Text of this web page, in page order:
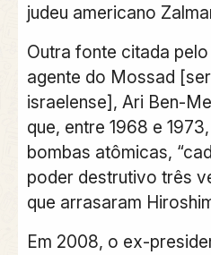
judeu americano
Outra fonte citada
agente do Mossad
israelense], Ari Ben-
que, entre 1968 e
bombas atômicas,
poder destrutivo três
que arrasaram
Em 2008, o ex-